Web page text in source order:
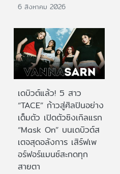
6 สิงหาคม 2026
เดบิวต์แล้ว! 5 สาว
“TACE” ก้าวสู่ศิลปินอย่าง
เต็มตัว เปิดตัวซิงเกิลแรก
“Mask On” บนเดบิวต์ส
เตจสุดอลังการ เสิร์ฟเพ
อร์ฟอร์แมนซ์สะกดทุก
สายตา